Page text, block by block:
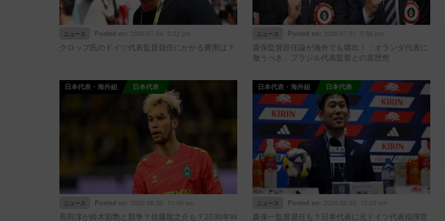
ニュース Posted on: 2026.07.04. 5:22 pm
クロップ氏のドイツ代表監督就任にかかる費用は？
ニュース Posted on: 2026.07.01. 5:56 pm
森保監督辞任論が海外でも噴出！「オランダ代表に
倣うべき」ブラジル代表監督との差歴然
日本代表・海外組 日本代表
ニュース Posted on: 2026.06.30. 11:09 am
長田澪が鈴木彩艶と競争？佐藤龍之介も？2030年W
日本代表・海外組 日本代表
ニュース Posted on: 2026.06.30. 10:23 am
森保一監督退任も？日本代表に元ドイツ代表指揮官